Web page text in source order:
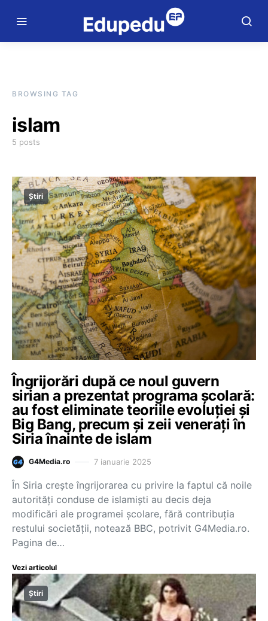
BROWSING TAG
islam
5 posts
Știri
Îngrijorări după ce noul guvern
sirian a prezentat programa școlară:
au fost eliminate teoriile evoluției și
Big Bang, precum și zeii venerați în
Siria înainte de islam
G4Media.ro 7 ianuarie 2025
În Siria crește îngrijorarea cu privire la faptul că noile
autorități conduse de islamiști au decis deja
modificări ale programei școlare, fără contribuția
restului societății, notează BBC, potrivit G4Media.ro.
Pagina de…
Vezi articolul
Știri